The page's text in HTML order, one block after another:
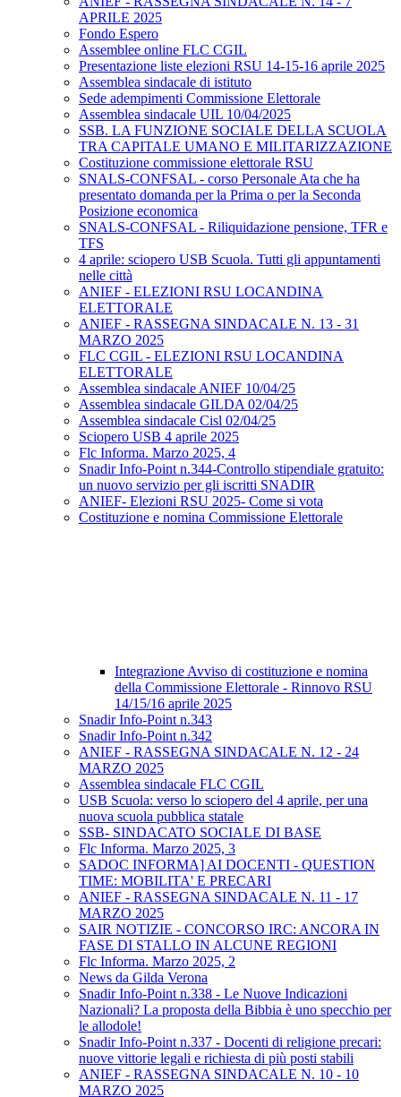
APRILE 2025
Fondo Espero
Assemblee online FLC CGIL
Presentazione liste elezioni RSU 14-15-16 aprile 2025
Assemblea sindacale di istituto
Sede adempimenti Commissione Elettorale
Assemblea sindacale UIL 10/04/2025
SSB. LA FUNZIONE SOCIALE DELLA SCUOLA
TRA CAPITALE UMANO E MILITARIZZAZIONE
Costituzione commissione elettorale RSU
SNALS-CONFSAL - corso Personale Ata che ha
presentato domanda per la Prima o per la Seconda
Posizione economica
SNALS-CONFSAL - Riliquidazione pensione, TFR e
TFS
4 aprile: sciopero USB Scuola. Tutti gli appuntamenti
nelle città
ANIEF - ELEZIONI RSU LOCANDINA
ELETTORALE
ANIEF - RASSEGNA SINDACALE N. 13 - 31
MARZO 2025
FLC CGIL - ELEZIONI RSU LOCANDINA
ELETTORALE
Assemblea sindacale ANIEF 10/04/25
Assemblea sindacale GILDA 02/04/25
Assemblea sindacale Cisl 02/04/25
Sciopero USB 4 aprile 2025
Flc Informa. Marzo 2025, 4
Snadir Info-Point n.344-Controllo stipendiale gratuito:
un nuovo servizio per gli iscritti SNADIR
ANIEF- Elezioni RSU 2025- Come si vota
Costituzione e nomina Commissione Elettorale
Integrazione Avviso di costituzione e nomina
della Commissione Elettorale - Rinnovo RSU
14/15/16 aprile 2025
Snadir Info-Point n.343
Snadir Info-Point n.342
ANIEF - RASSEGNA SINDACALE N. 12 - 24
MARZO 2025
Assemblea sindacale FLC CGIL
USB Scuola: verso lo sciopero del 4 aprile, per una
nuova scuola pubblica statale
SSB- SINDACATO SOCIALE DI BASE
Flc Informa. Marzo 2025, 3
SADOC INFORMA] AI DOCENTI - QUESTION
TIME: MOBILITA' E PRECARI
ANIEF - RASSEGNA SINDACALE N. 11 - 17
MARZO 2025
SAIR NOTIZIE - CONCORSO IRC: ANCORA IN
FASE DI STALLO IN ALCUNE REGIONI
Flc Informa. Marzo 2025, 2
News da Gilda Verona
Snadir Info-Point n.338 - Le Nuove Indicazioni
Nazionali? La proposta della Bibbia è uno specchio per
le allodole!
Snadir Info-Point n.337 - Docenti di religione precari:
nuove vittorie legali e richiesta di più posti stabili
ANIEF - RASSEGNA SINDACALE N. 10 - 10
MARZO 2025